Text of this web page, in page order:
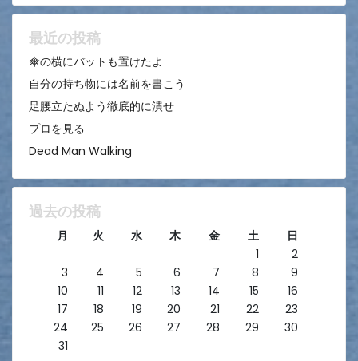
ョ
ン
最近の投稿
傘の横にバットも置けたよ
自分の持ち物には名前を書こう
足腰立たぬよう徹底的に潰せ
プロを見る
Dead Man Walking
過去の投稿
月 火 水 木 金 土
日
1
2
3
4 5 6 7 8
9
10
11 12 13 14 15
16
17
18 19 20 21 22
23
24
25 26 27 28 29
30
31